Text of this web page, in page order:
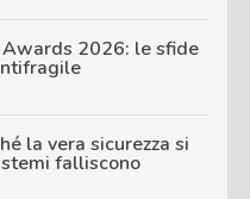
2026: le sfide
la vera sicurezza si
falliscono